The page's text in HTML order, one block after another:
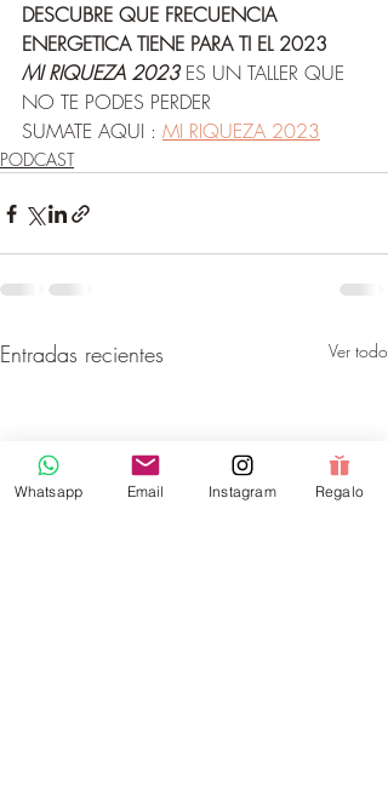
DESCUBRE QUE FRECUENCIA
ENERGETICA TIENE PARA TI EL 2023
MI RIQUEZA 2023 ES UN TALLER QUE
NO TE PODES PERDER
SUMATE AQUI : MI RIQUEZA 2023
PODCAST
Entradas recientes Ver todo
Whatsapp Email Instagram Regalo